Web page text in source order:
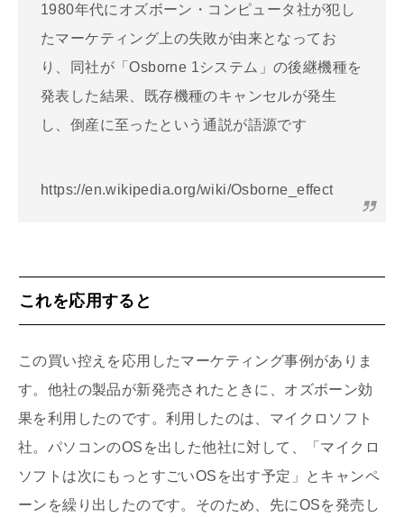
1980年代にオズボーン・コンピュータ社が犯し
たマーケティング上の失敗が由来となってお
り、同社が「Osborne 1システム」の後継機種を
発表した結果、既存機種のキャンセルが発生
し、倒産に至ったという通説が語源です
https://en.wikipedia.org/wiki/Osborne_effect
これを応用すると
この買い控えを応用したマーケティング事例がありま
す。他社の製品が新発売されたときに、オズボーン効
果を利用したのです。利用したのは、マイクロソフト
社。パソコンのOSを出した他社に対して、「マイクロ
ソフトは次にもっとすごいOSを出す予定」とキャンペ
ーンを繰り出したのです。そのため、先にOSを発売し